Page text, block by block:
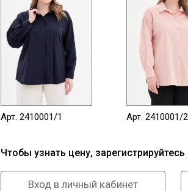
Арт. 2410001/1 Арт. 2410001/2
Чтобы узнать цену,
Вход в личный кабинет